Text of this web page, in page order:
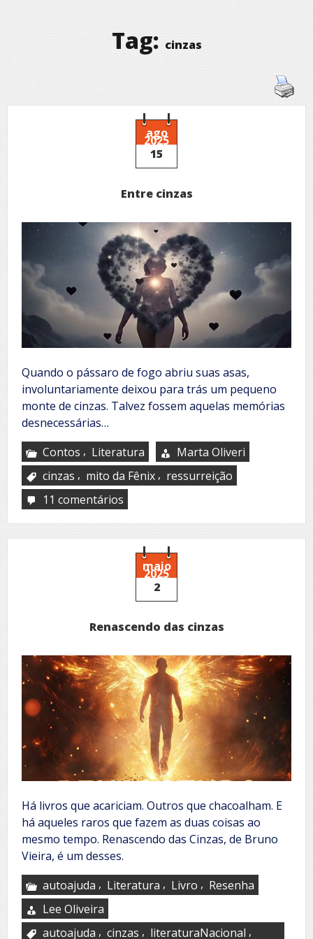
Tag: cinzas
ago
2025
15
Entre cinzas
Quando o pássaro de fogo abriu suas asas,
involuntariamente deixou para trás um pequeno
monte de cinzas. Talvez fossem aquelas memórias
desnecessárias…
Contos , Literatura
Marta Oliveri
cinzas , mito da Fênix , ressurreição
11 comentários
cinzas
maio
2025
2
Renascendo das cinzas
Há livros que acariciam. Outros que chacoalham. E
há aqueles raros que fazem as duas coisas ao
mesmo tempo. Renascendo das Cinzas, de Bruno
Vieira, é um desses.
autoajuda , Literatura , Livro , Resenha
Lee Oliveira
autoajuda , cinzas , literaturaNacional ,